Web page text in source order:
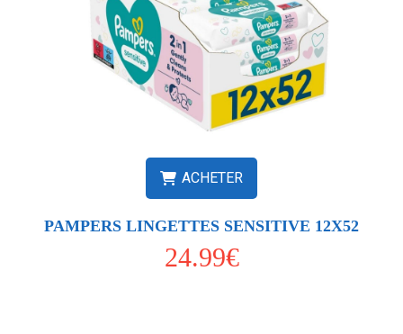
ACHETER
PAMPERS LINGETTES SENSITIVE 12X52
24.99€